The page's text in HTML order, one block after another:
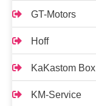
GT-Motors
Hoff
KaKastom Box
KM-Service